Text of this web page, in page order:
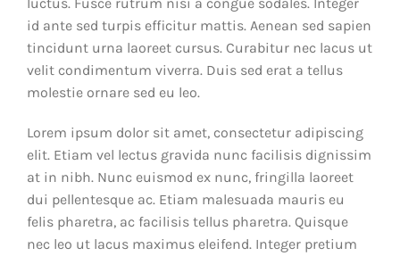
id ante sed turpis efficitur mattis. Aenean sed sapien
tincidunt urna laoreet cursus. Curabitur nec lacus ut
velit condimentum viverra. Duis sed erat a tellus
molestie ornare sed eu leo.
Lorem ipsum dolor sit amet, consectetur adipiscing
elit. Etiam vel lectus gravida nunc facilisis dignissim
at in nibh. Nunc euismod ex nunc, fringilla laoreet
dui pellentesque ac. Etiam malesuada mauris eu
felis pharetra, ac facilisis tellus pharetra. Quisque
nec leo ut lacus maximus eleifend. Integer pretium